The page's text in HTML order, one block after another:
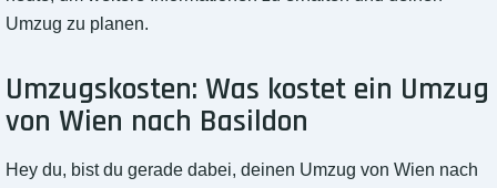
Umzug zu planen.
Umzugskosten: Was kostet ein Umzug
von Wien nach Basildon
Hey du, bist du gerade dabei, deinen Umzug von Wien nach